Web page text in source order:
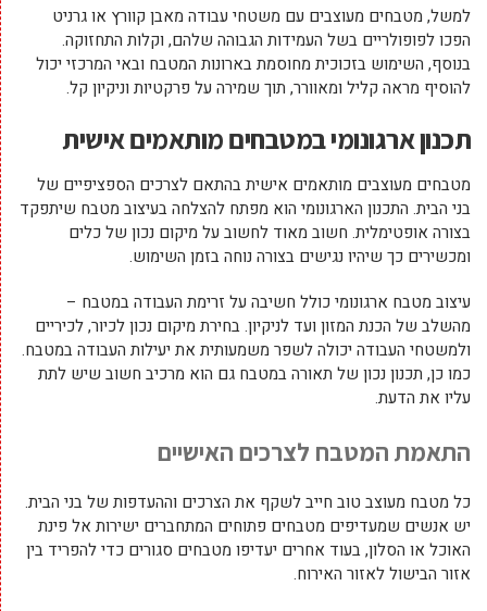
למשל, מטבחים מעוצבים עם משטחי עבודה מאבן קוורץ או גרניט
הפכו לפופולריים בשל העמידות הגבוהה שלהם, וקלות התחזוקה.
בנוסף, השימוש בזכוכית מחוסמת בארונות המטבח ובאי המרכזי יכול
להוסיף מראה קליל ומאוורר, תוך שמירה על פרקטיות וניקיון קל.
תכנון ארגונומי במטבחים מותאמים אישית
מטבחים מעוצבים מותאמים אישית בהתאם לצרכים הספציפיים של
בני הבית. התכנון הארגונומי הוא מפתח להצלחה בעיצוב מטבח שיתפקד
בצורה אופטימלית. חשוב מאוד לחשוב על מיקום נכון של כלים
ומכשירים כך שיהיו נגישים בצורה נוחה בזמן השימוש.
עיצוב מטבח ארגונומי כולל חשיבה על זרימת העבודה במטבח –
מהשלב של הכנת המזון ועד לניקיון. בחירת מיקום נכון לכיור, לכיריים
ולמשטחי העבודה יכולה לשפר משמעותית את יעילות העבודה במטבח.
כמו כן, תכנון נכון של תאורה במטבח גם הוא מרכיב חשוב שיש לתת
עליו את הדעת.
התאמת המטבח לצרכים האישיים
כל מטבח מעוצב טוב חייב לשקף את הצרכים וההעדפות של בני הבית.
יש אנשים שמעדיפים מטבחים פתוחים המתחברים ישירות אל פינת
האוכל או הסלון, בעוד אחרים יעדיפו מטבחים סגורים כדי להפריד בין
אזור הבישול לאזור האירוח.